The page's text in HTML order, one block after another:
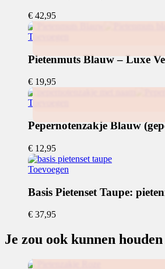
€ 42,95
Toevoegen
product
meerdere
variaties.
Deze
optie
kan
gekozen
op
de
productpagina
Pietenmuts Blauw – Luxe
€ 19,95
Toevoegen
Pepernotenzakje Blauw
€ 12,95
Toevoegen
Basis Pietenset Taupe:
€ 37,95
Je zou ook kunnen